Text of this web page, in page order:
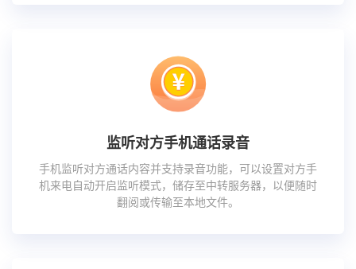
监听对方手机通话录音
手机监听对方通话内容并支持录音功能，可以设置对方手
机来电自动开启监听模式，储存至中转服务器，以便随时
翻阅或传输至本地文件。